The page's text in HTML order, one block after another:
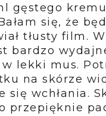
gęstego
się, że
tłusty film.
bardzo
lekki mus.
na skórze
wchłania.
przepięknie